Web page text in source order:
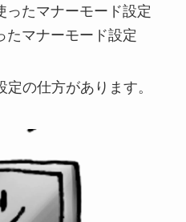
ったマナーモード設定
たマナーモード設定
の仕方があります。